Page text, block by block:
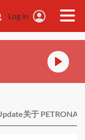
Log in
关于 PETRONAS